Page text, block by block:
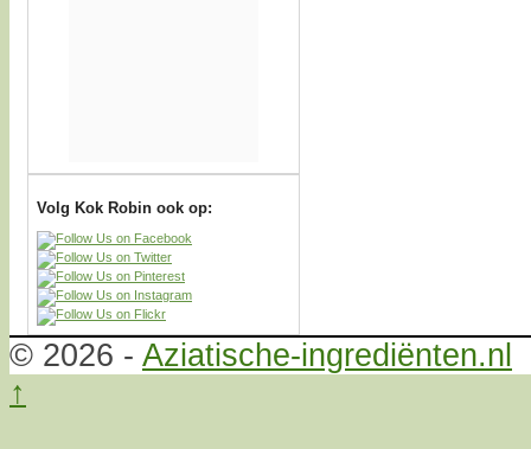
Volg Kok Robin ook op:
© 2026 - Aziatische-ingrediënten.nl
↑